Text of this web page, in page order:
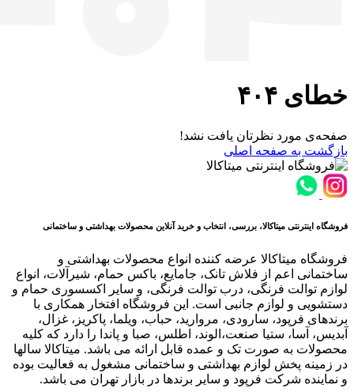
خطای ۴۰۴
صفحه‌ی مورد نظرتان یافت نشد!
بازگشت به صفحه اصلی
فروشگاه اینترنتی میتاکالا، بررسی، انتخاب و خرید آنلاین محصولات بهداشتی و ساختمانی
فروشگاه میتاکالا عرضه کننده انواع محصولات بهداشتی و
ساختمانی اعم از فلاش تانک، جامایع، باکس حمام، شیرآلات، انواع
لوازم توالت فرنگی، درب توالت فرنگی، و سایر اکسسوری حمام و
دستشویی و لوازم جانبی است. این فروشگاه افتخار همکاری با
برندهای فرپود، سارودی، مروارید، حباب، ویلما، پاکریز، غزال،
آبدیس، آسا، ستیا صنعت،الوند، اطلس، صبا و پاندا را دارد که کلیه
محصولات به صورت تک و عمده قابل ارائه می باشد. میتاکالا سالها
در زمینه پخش لوازم بهداشتی و ساختمانی مشغول به فعالیت بوده
و نماینده شرکت فرپود و سایر برندها در بازار تهران می باشد.